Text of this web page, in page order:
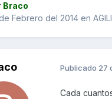
Braco
Febrero del 2014 en
Publicado 27
Cada